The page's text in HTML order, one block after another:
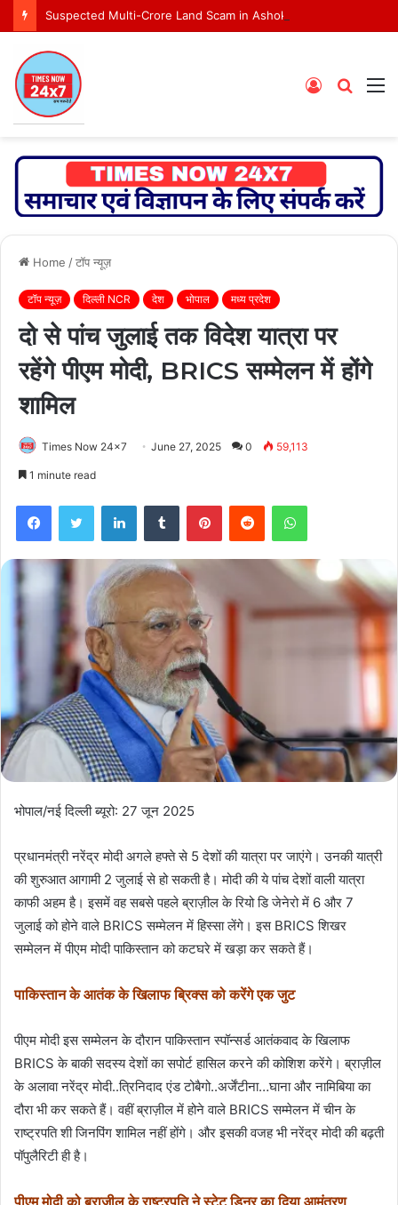
Search
Log
Home /टॉप न्यूज़
टॉप न्यूज़ दिल्ली NCR देश भोपाल मध्य प्रदेश
दो से पांच जुलाई तक विदेश यात्रा पर
रहेंगे पीएम मोदी, BRICS सम्मेलन में होंगे
शामिल
Times Now 24x7 June 27, 2025 0 59,113
1 minute read
FacebookTwitter LinkedInTumblr PinterestReddit WhatsApp
भोपाल/नई दिल्ली ब्यूरो: 27 जून 2025
प्रधानमंत्री नरेंद्र मोदी अगले हफ्ते से 5 देशों की यात्रा पर जाएंगे। उनकी यात्री
की शुरुआत आगामी 2 जुलाई से हो सकती है। मोदी की ये पांच देशों वाली यात्रा
काफी अहम है। इसमें वह सबसे पहले ब्राज़ील के रियो डि जेनेरो में 6 और 7
जुलाई को होने वाले BRICS सम्मेलन में हिस्सा लेंगे। इस BRICS शिखर
सम्मेलन में पीएम मोदी पाकिस्तान को कटघरे में खड़ा कर सकते हैं।
पाकिस्तान के आतंक के खिलाफ ब्रिक्स को करेंगे एक जुट
पीएम मोदी इस सम्मेलन के दौरान पाकिस्तान स्पॉन्सर्ड आतंकवाद के खिलाफ
BRICS के बाकी सदस्य देशों का सपोर्ट हासिल करने की कोशिश करेंगे। ब्राज़ील
के अलावा नरेंद्र मोदी..त्रिनिदाद एंड टोबैगो..अर्जेंटीना…घाना और नामिबिया का
दौरा भी कर सकते हैं। वहीं ब्राज़ील में होने वाले BRICS सम्मेलन में चीन के
राष्ट्रपति शी जिनपिंग शामिल नहीं होंगे। और इसकी वजह भी नरेंद्र मोदी की बढ़ती
पॉपुलैरिटी ही है।
पीएम मोदी को ब्राजील के राष्ट्रपति ने स्टेट डिनर का दिया आमंत्रण